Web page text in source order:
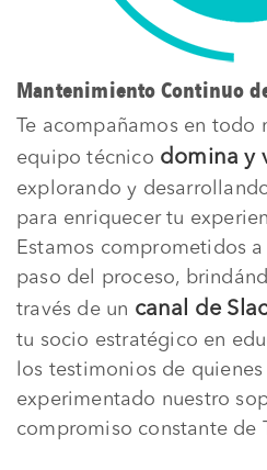
Mantenimiento Continuo
Te acompañamos en todo
equipo técnico domina y
explorando y
para enriquecer tu
Estamos comprometidos
paso del proceso,
través de un canal de
tu socio estratégico en
los testimonios de quienes
experimentado nuestro
compromiso constante de